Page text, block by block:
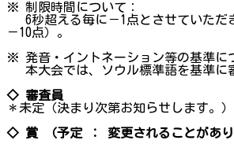
※ 制限時間について：
6秒超える毎に－1点とさせていただ
－10点）。
※ 発音・イントネーション等の基準に
本大会では、ソウル標準語を基準に
◇ 審査員
＊未定（決まり次第お知らせします。）
◇ 賞 （予定 ： 変更されることがあり